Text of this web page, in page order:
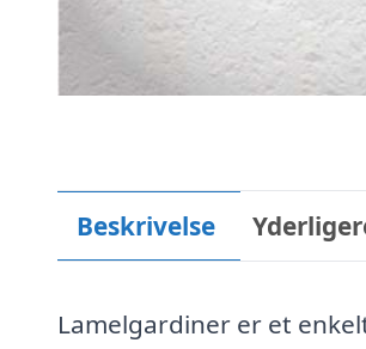
Beskrivelse
Lamelgardiner er et